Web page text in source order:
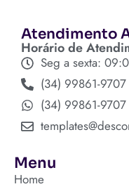
Atendimento
Horário de
Seg a sexta:
(34) 99861-9707
(34) 99861-9707
Menu
Home